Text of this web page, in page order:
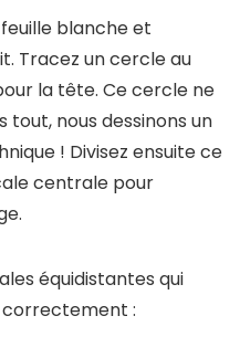
blanche et
Tracez un cercle au
la tête. Ce cercle ne
nous dessinons un
! Divisez ensuite ce
centrale pour
équidistantes qui
: